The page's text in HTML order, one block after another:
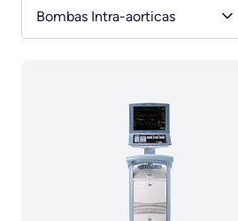
Bombas Intra-aorticas